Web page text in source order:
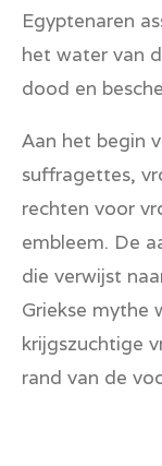
Egyptenaren
het water van
dood en
Aan het begin
suffragettes,
rechten voor
embleem. De
die verwijst
Griekse mythe
krijgszuchtige
rand van de